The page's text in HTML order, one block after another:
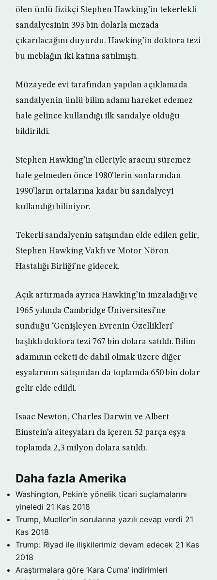
ölen ünlü fizikçi Stephen Hawking’in tekerlekli
sandalyesinin 393 bin dolarla mezada
çıkarılacağını duyurdu. Hawking’in doktora tezi
bu meblağın iki katına satılmıştı.
Müzayede evi tarafından yapılan açıklamada
sandalyenin ünlü bilim adamı hareket edemez
hale gelince kullandığı ilk sandalye olduğu
bildirildi.
Stephen Hawking’in elleriyle aracını süremez
hale gelmeden önce 1980’lerin sonlarından
1990’ların ortalarına kadar bu sandalyeyi
kullandığı biliniyor.
Tekerli sandalyenin satışından elde edilen gelir,
Stephen Hawking Vakfı ve Motor Nöron
Hastalığı Birliği’ne gidecek.
Açık artırmada ayrıca Hawking’in imzaladığı ve
1965 yılında Cambridge Üniversitesi’ne
sunduğu ‘Genişleyen Evrenin Özellikleri’
başlıklı doktora tezi 767 bin dolara satıldı. Bilim
adamının ceketi de dahil olmak üzere diğer
eşyalarının satışından da toplamda 650 bin dolar
gelir elde edildi.
Isaac Newton, Charles Darwin ve Albert
Einstein’a aiteşyaları da içeren 52 parça eşya
toplamda 2,3 milyon dolara satıldı.
Daha fazla Amerika
Washington, Pekin’e yönelik ticari suçlamalarını
yineledi 21 Kas 2018
Trump, Mueller’in sorularına yazılı cevap verdi 21
Kas 2018
Trump: Riyad ile ilişkilerimiz devam edecek 21 Kas
2018
Araştırmalara göre ‘Kara Cuma’ indirimleri